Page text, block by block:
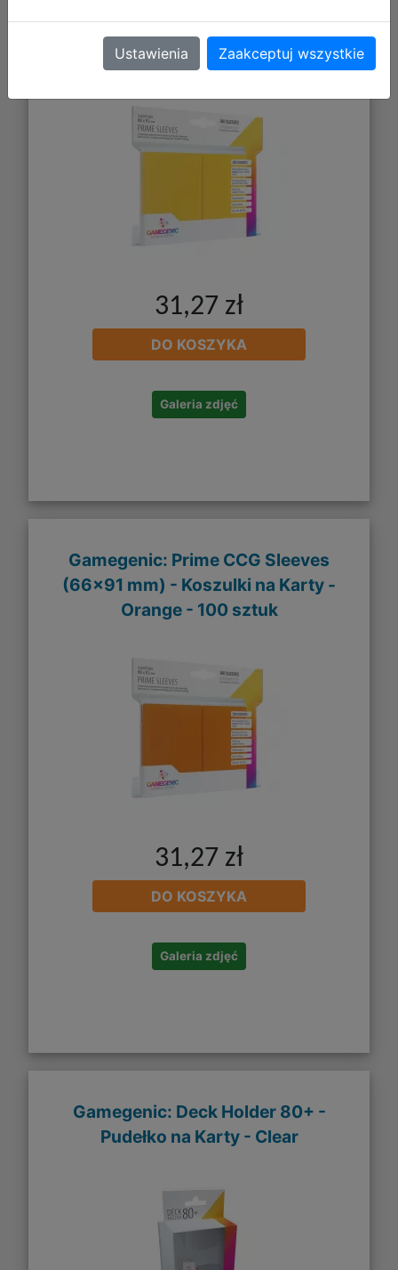
(66x91 mm) - Koszulki na Karty -
Yellow- 100 szt.
31,27 zł
DO KOSZYKA
Galeria zdjęć
Gamegenic: Prime CCG Sleeves
(66x91 mm) - Koszulki na Karty -
Orange - 100 sztuk
31,27 zł
DO KOSZYKA
Galeria zdjęć
Gamegenic: Deck Holder 80+ -
Pudełko na Karty - Clear
Ustawienia Zaakceptuj wszystkie